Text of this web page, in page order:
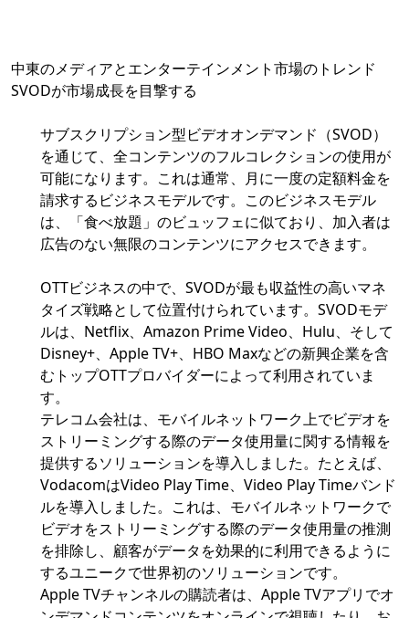
中東のメディアとエンターテインメント市場のトレンド
SVODが市場成長を目撃する
サブスクリプション型ビデオオンデマンド（SVOD）
を通じて、全コンテンツのフルコレクションの使用が
可能になります。これは通常、月に一度の定額料金を
請求するビジネスモデルです。このビジネスモデル
は、「食べ放題」のビュッフェに似ており、加入者は
広告のない無限のコンテンツにアクセスできます。
OTTビジネスの中で、SVODが最も収益性の高いマネ
タイズ戦略として位置付けられています。SVODモデ
ルは、Netflix、Amazon Prime Video、Hulu、そして
Disney+、Apple TV+、HBO Maxなどの新興企業を含
むトップOTTプロバイダーによって利用されていま
す。
テレコム会社は、モバイルネットワーク上でビデオを
ストリーミングする際のデータ使用量に関する情報を
提供するソリューションを導入しました。たとえば、
VodacomはVideo Play Time、Video Play Timeバンド
ルを導入しました。これは、モバイルネットワークで
ビデオをストリーミングする際のデータ使用量の推測
を排除し、顧客がデータを効果的に利用できるように
するユニークで世界初のソリューションです。
Apple TVチャンネルの購読者は、Apple TVアプリでオ